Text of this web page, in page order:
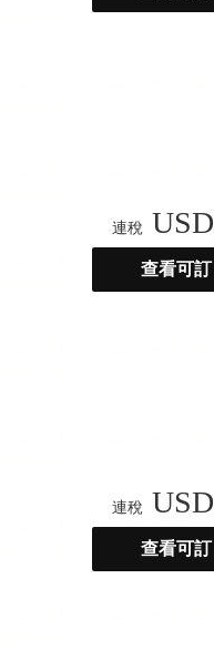
連稅 USD
查看可訂
連稅 USD
查看可訂